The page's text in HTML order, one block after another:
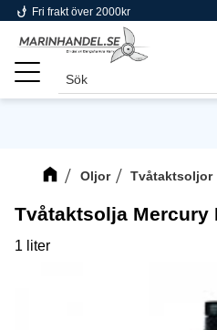
Meny
phishing Fri frakt över 2000kr
Oljor Tvåtaktsoljor
Tvåtaktsolja Mercury
1 liter